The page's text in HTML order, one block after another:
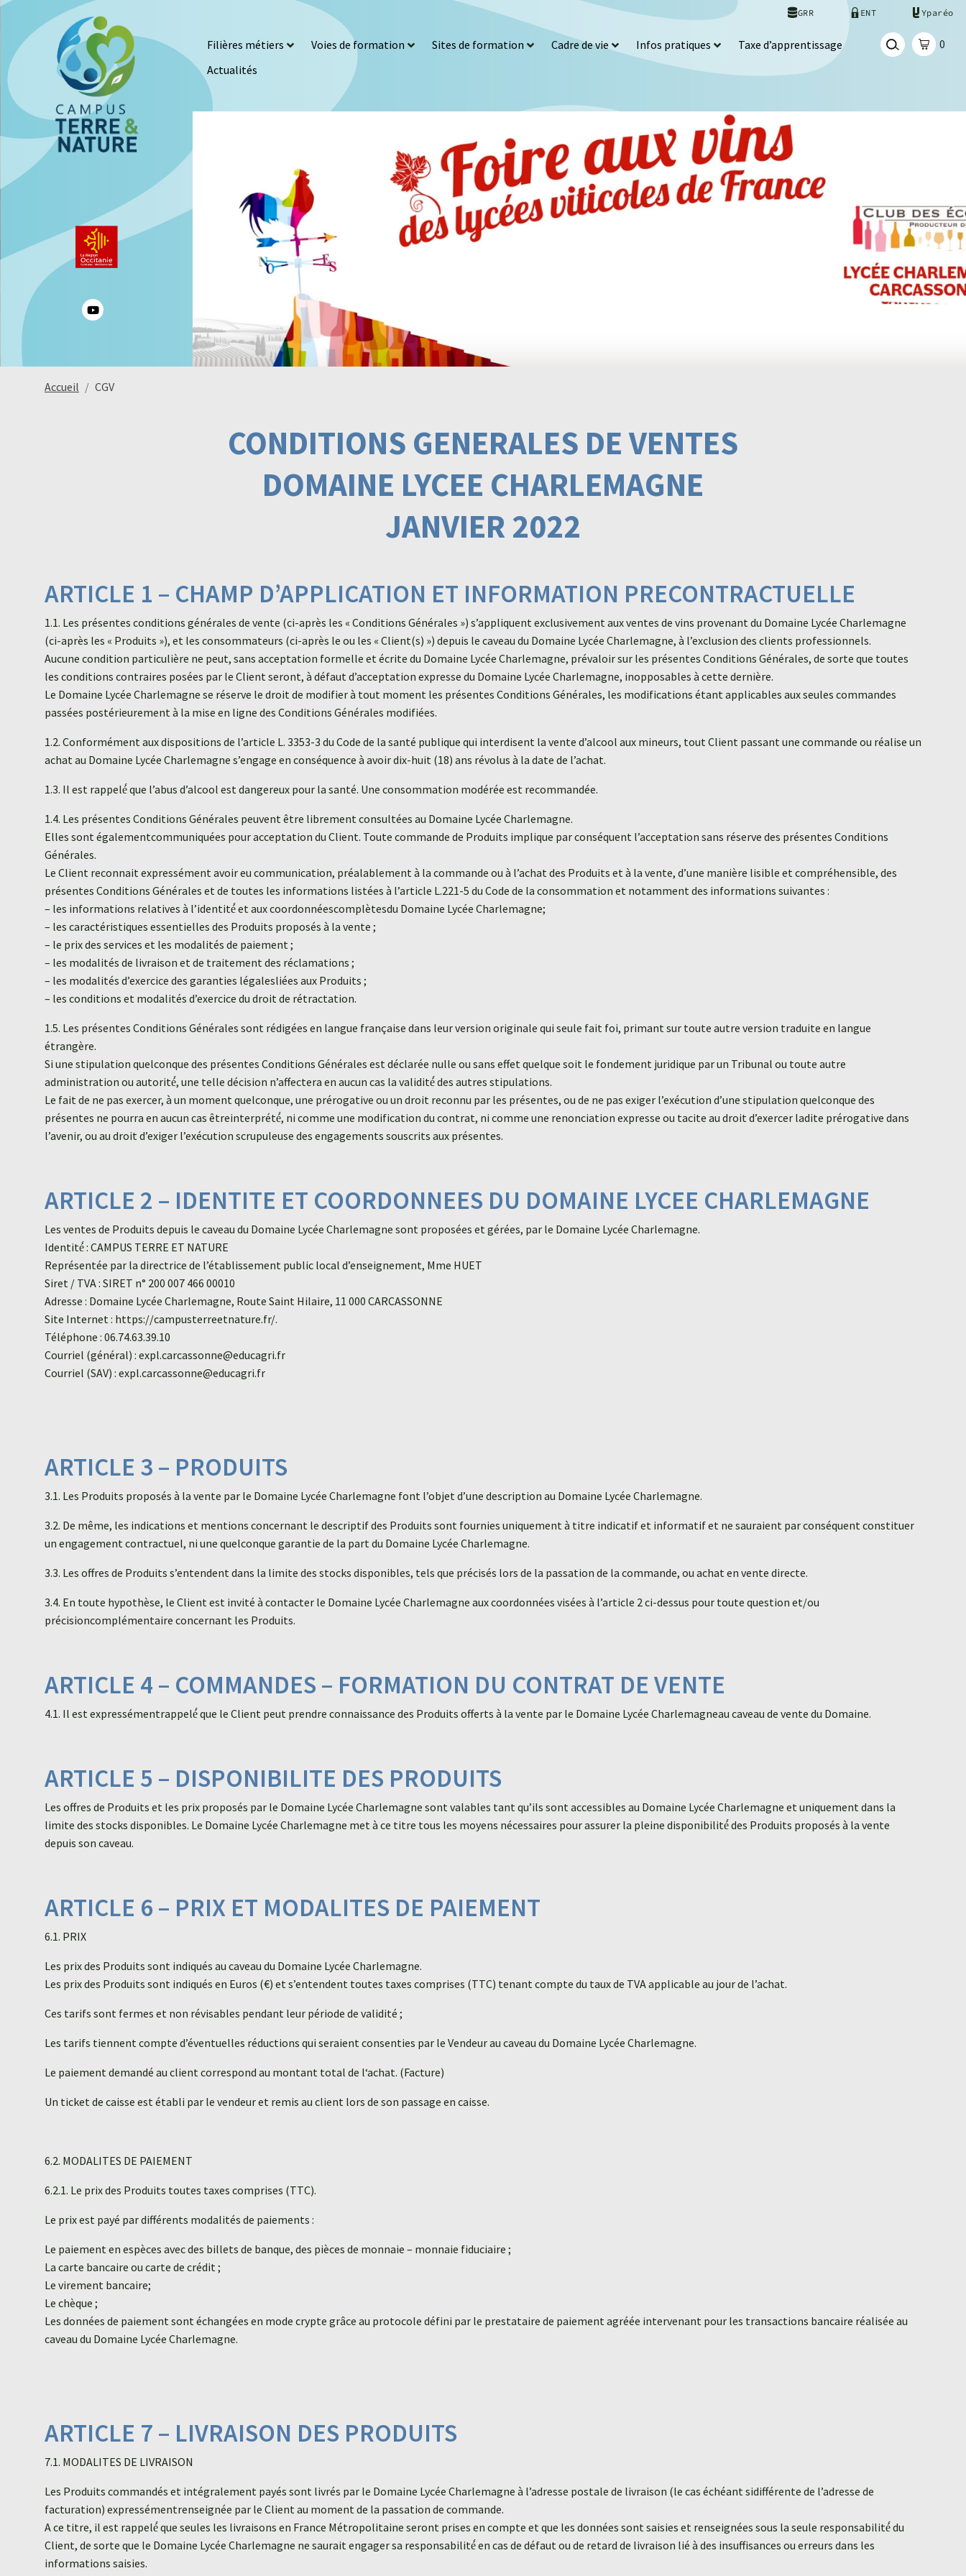
GRR ENT Yparéo
Filières métiers Voies de formation Sites de formation Cadre de vie Infos pratiques
Taxe d’apprentissage
Actualités
0
Accueil CGV
CONDITIONS GENERALES DE VENTES
DOMAINE LYCEE CHARLEMAGNE
JANVIER 2022
ARTICLE 1 – CHAMP D’APPLICATION ET INFORMATION PRECONTRACTUELLE
1.1. Les présentes conditions générales de vente (ci-après les « Conditions Générales ») s’appliquent exclusivement aux ventes de vins provenant du Domaine Lycée Charlemagne
(ci-après les « Produits »), et les consommateurs (ci-après le ou les « Client(s) ») depuis le caveau du Domaine Lycée Charlemagne, à l’exclusion des clients professionnels.
Aucune condition particulière ne peut, sans acceptation formelle et écrite du Domaine Lycée Charlemagne, prévaloir sur les présentes Conditions Générales, de sorte que toutes
les conditions contraires posées par le Client seront, à défaut d’acceptation expresse du Domaine Lycée Charlemagne, inopposables à cette dernière.
Le Domaine Lycée Charlemagne se réserve le droit de modifier à tout moment les présentes Conditions Générales, les modifications étant applicables aux seules commandes
passées postérieurement à la mise en ligne des Conditions Générales modifiées.
1.2. Conformément aux dispositions de l’article L. 3353-3 du Code de la santé publique qui interdisent la vente d’alcool aux mineurs, tout Client passant une commande ou réalise un
achat au Domaine Lycée Charlemagne s’engage en conséquence à avoir dix-huit (18) ans révolus à la date de l’achat.
1.3. Il est rappelé́ que l’abus d’alcool est dangereux pour la santé. Une consommation modérée est recommandée.
1.4. Les présentes Conditions Générales peuvent être librement consultées au Domaine Lycée Charlemagne.
Elles sont égalementcommuniquées pour acceptation du Client. Toute commande de Produits implique par conséquent l’acceptation sans réserve des présentes Conditions
Générales.
Le Client reconnait expressément avoir eu communication, préalablement à la commande ou à l’achat des Produits et à la vente, d’une manière lisible et compréhensible, des
présentes Conditions Générales et de toutes les informations listées à l’article L.221-5 du Code de la consommation et notamment des informations suivantes :
– les informations relatives à l’identité́ et aux coordonnéescomplètesdu Domaine Lycée Charlemagne;
– les caractéristiques essentielles des Produits proposés à la vente ;
– le prix des services et les modalités de paiement ;
– les modalités de livraison et de traitement des réclamations ;
– les modalités d’exercice des garanties légalesliées aux Produits ;
– les conditions et modalités d’exercice du droit de rétractation.
1.5. Les présentes Conditions Générales sont rédigées en langue française dans leur version originale qui seule fait foi, primant sur toute autre version traduite en langue
étrangère.
Si une stipulation quelconque des présentes Conditions Générales est déclarée nulle ou sans effet quelque soit le fondement juridique par un Tribunal ou toute autre
administration ou autorité́, une telle décision n’affectera en aucun cas la validité́ des autres stipulations.
Le fait de ne pas exercer, à un moment quelconque, une prérogative ou un droit reconnu par les présentes, ou de ne pas exiger l’exécution d’une stipulation quelconque des
présentes ne pourra en aucun cas êtreinterprété́, ni comme une modification du contrat, ni comme une renonciation expresse ou tacite au droit d’exercer ladite prérogative dans
l’avenir, ou au droit d’exiger l’exécution scrupuleuse des engagements souscrits aux présentes.
ARTICLE 2 – IDENTITE ET COORDONNEES DU DOMAINE LYCEE CHARLEMAGNE
Les ventes de Produits depuis le caveau du Domaine Lycée Charlemagne sont proposées et gérées, par le Domaine Lycée Charlemagne.
Identité́ : CAMPUS TERRE ET NATURE
Représentée par la directrice de l’établissement public local d’enseignement, Mme HUET
Siret / TVA : SIRET n° 200 007 466 00010
Adresse : Domaine Lycée Charlemagne, Route Saint Hilaire, 11 000 CARCASSONNE
Site Internet : https://campusterreetnature.fr/.
Téléphone : 06.74.63.39.10
Courriel (général) : expl.carcassonne@educagri.fr
Courriel (SAV) : expl.carcassonne@educagri.fr
ARTICLE 3 – PRODUITS
3.1. Les Produits proposés à la vente par le Domaine Lycée Charlemagne font l’objet d’une description au Domaine Lycée Charlemagne.
3.2. De même, les indications et mentions concernant le descriptif des Produits sont fournies uniquement à titre indicatif et informatif et ne sauraient par conséquent constituer
un engagement contractuel, ni une quelconque garantie de la part du Domaine Lycée Charlemagne.
3.3. Les offres de Produits s’entendent dans la limite des stocks disponibles, tels que précisés lors de la passation de la commande, ou achat en vente directe.
3.4. En toute hypothèse, le Client est invité à contacter le Domaine Lycée Charlemagne aux coordonnées visées à l’article 2 ci-dessus pour toute question et/ou
précisioncomplémentaire concernant les Produits.
ARTICLE 4 – COMMANDES – FORMATION DU CONTRAT DE VENTE
4.1. Il est expressémentrappelé́ que le Client peut prendre connaissance des Produits offerts à la vente par le Domaine Lycée Charlemagneau caveau de vente du Domaine.
ARTICLE 5 – DISPONIBILITE DES PRODUITS
Les offres de Produits et les prix proposés par le Domaine Lycée Charlemagne sont valables tant qu’ils sont accessibles au Domaine Lycée Charlemagne et uniquement dans la
limite des stocks disponibles. Le Domaine Lycée Charlemagne met à ce titre tous les moyens nécessaires pour assurer la pleine disponibilité́ des Produits proposés à la vente
depuis son caveau.
ARTICLE 6 – PRIX ET MODALITES DE PAIEMENT
6.1. PRIX
Les prix des Produits sont indiqués au caveau du Domaine Lycée Charlemagne.
Les prix des Produits sont indiqués en Euros (€) et s’entendent toutes taxes comprises (TTC) tenant compte du taux de TVA applicable au jour de l’achat.
Ces tarifs sont fermes et non révisables pendant leur période de validité ;
Les tarifs tiennent compte d’éventuelles réductions qui seraient consenties par le Vendeur au caveau du Domaine Lycée Charlemagne.
Le paiement demandé au client correspond au montant total de l‘achat. (Facture)
Un ticket de caisse est établi par le vendeur et remis au client lors de son passage en caisse.
6.2. MODALITES DE PAIEMENT
6.2.1. Le prix des Produits toutes taxes comprises (TTC).
Le prix est payé par différents modalités de paiements :
Le paiement en espèces avec des billets de banque, des pièces de monnaie – monnaie fiduciaire ;
La carte bancaire ou carte de crédit ;
Le virement bancaire;
Le chèque ;
Les données de paiement sont échangées en mode crypte grâce au protocole défini par le prestataire de paiement agréée intervenant pour les transactions bancaire réalisée au
caveau du Domaine Lycée Charlemagne.
ARTICLE 7 – LIVRAISON DES PRODUITS
7.1. MODALITES DE LIVRAISON
Les Produits commandés et intégralement payés sont livrés par le Domaine Lycée Charlemagne à l’adresse postale de livraison (le cas échéant sidifférente de l’adresse de
facturation) expressémentrenseignée par le Client au moment de la passation de commande.
A ce titre, il est rappelé́ que seules les livraisons en France Métropolitaine seront prises en compte et que les données sont saisies et renseignées sous la seule responsabilité́ du
Client, de sorte que le Domaine Lycée Charlemagne ne saurait engager sa responsabilité́ en cas de défaut ou de retard de livraison lié à des insuffisances ou erreurs dans les
informations saisies.